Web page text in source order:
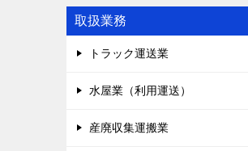
取扱業務
トラック運送業
水屋業（利用運送）
産廃収集運搬業